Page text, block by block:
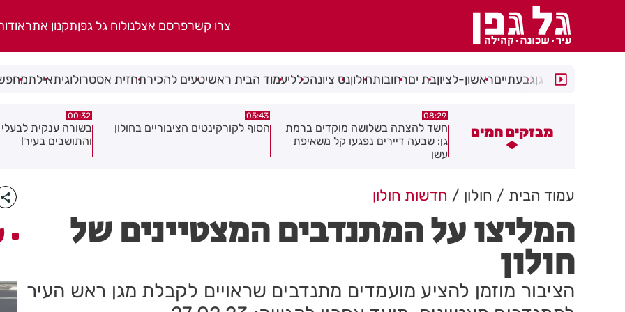
צרו קשרפרסם אצלנולוח גל גפןתקנון אתר
רמת גןגבעתייםראשון-לציוןבת יםרחובותחולוןנס ציונהכלליעמוד הבית ראשיטעים להכירתחזית אסטרולוגיתאילת
מבזקים חמים
חשד להצתה בשלושה מוקדים ברמת
גן: שבעה דיירים נפגעו קל משאיפת
05:43
הסוף לקורקינטים הציבוריים בחולון
00:32
בשורה ענקית לבעלי העסקים
06.08.26
תושב בת ים נעצר
של צעירה בת 18
עמוד הבית חולון חדשות חולון
המליצו על המתנדבים המצטיינים של
חולון
הציבור מוזמן להציע מועמדים מתנדבים שראויים לקבלת מגן ראש העיר